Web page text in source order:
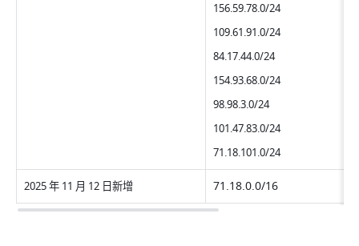
156.59.78.0/24
109.61.91.0/24
84.17.44.0/24
154.93.68.0/24
98.98.3.0/24
101.47.83.0/24
71.18.101.0/24
2025 年 11 月 12 日新增 71.18.0.0/16